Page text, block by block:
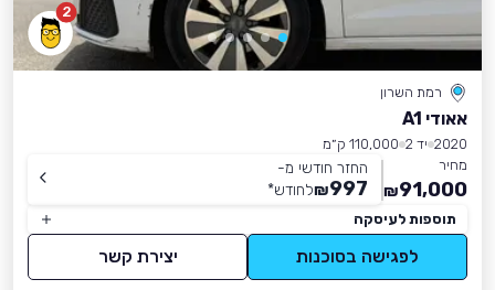
2
רמת השרון
אאודי A1
2020 יד 2
110,000 ק״מ
מחיר
91,000
₪
החזר חודשי מ-
997
₪לחודש*
תוספות לעיסקה
לפגישה בסוכנות יצירת קשר